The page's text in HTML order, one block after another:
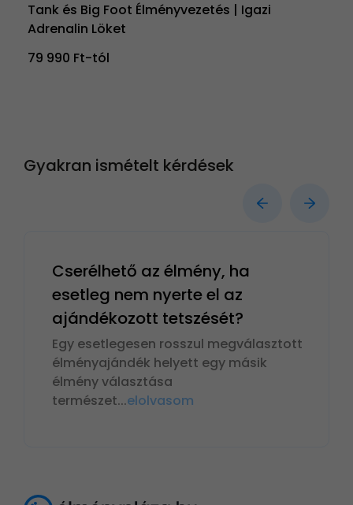
Tank és Big Foot Élményvezetés | Igazi
Adrenalin Löket
79 990 Ft-tól
Gyakran ismételt kérdések
Cserélhető az élmény, ha
esetleg nem nyerte el az
ajándékozott tetszését?
Egy esetlegesen rosszul megválasztott
élményajándék helyett egy másik
élmény választása
természet...elolvasom